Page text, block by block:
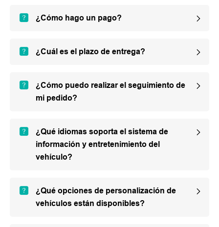
¿Cómo hago un pago?
¿Cuál es el plazo de entrega?
¿Cómo puedo realizar el seguimiento de
mi pedido?
¿Qué idiomas soporta el sistema de
información y entretenimiento del
vehículo?
¿Qué opciones de personalización de
vehículos están disponibles?